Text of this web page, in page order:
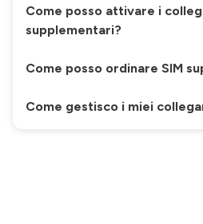
Come posso attivare i
supplementari?
Come posso ordinare SIM
Come gestisco i miei